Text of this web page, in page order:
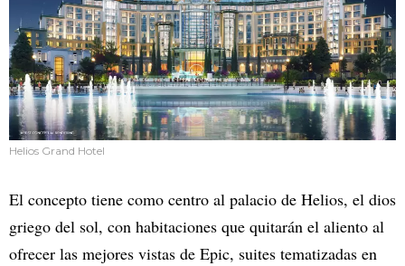
Helios Grand Hotel
El concepto tiene como centro al palacio de Helios, el dios
griego del sol, con habitaciones que quitarán el aliento al
ofrecer las mejores vistas de Epic, suites tematizadas en